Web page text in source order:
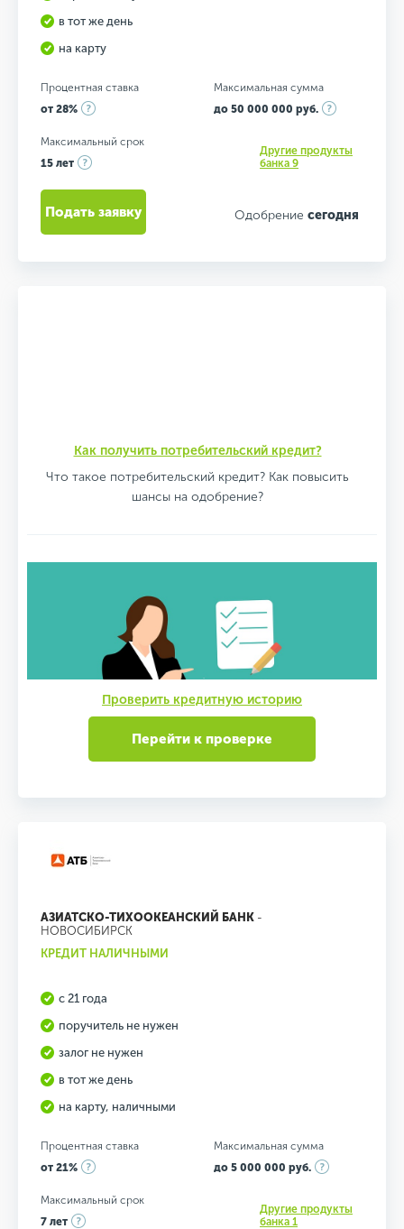
в тот же день
на карту
Процентная ставка
от 28%
Максимальная сумма
до 50 000 000 руб.
Максимальный срок
15 лет
Другие продукты
банка 9
Одобрение сегодня
Подать заявку
Как получить потребительский кредит?
Что такое потребительский кредит? Как повысить
шансы на одобрение?
Проверить кредитную историю
Перейти к проверке
АЗИАТСКО-ТИХООКЕАНСКИЙ БАНК -
НОВОСИБИРСК
КРЕДИТ НАЛИЧНЫМИ
с 21 года
поручитель не нужен
залог не нужен
в тот же день
на карту, наличными
Процентная ставка
от 21%
Максимальная сумма
до 5 000 000 руб.
Максимальный срок
7 лет
Другие продукты
банка 1